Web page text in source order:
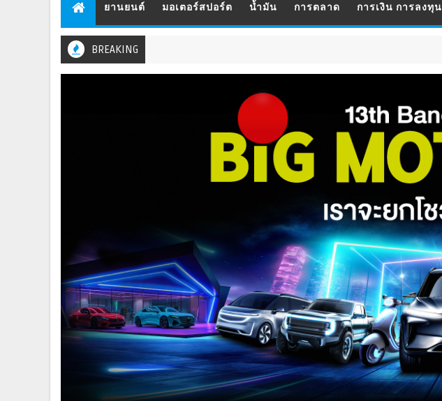
ยานยนต์ มอเตอร์สปอร์ต น้ำมัน การตลาด การเงิน การลงทุน
BREAKING